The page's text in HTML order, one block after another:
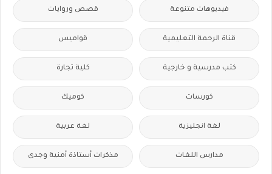
فيديوهات متنوعة قصص وروايات
قناة الرحمة التعليمية قواميس
كتب مدرسية و خارجية كلية تجارة
كورسات كوميك
لغة انجليزية لغة عربية
مدارس اللغات مذكرات أستاذة أمنية وجدى